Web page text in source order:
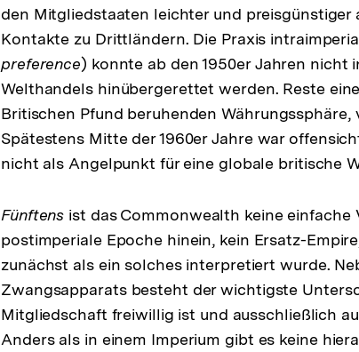
den Mitgliedstaaten leichter und
Kontakte zu Drittländern. Die Praxis
preference) konnte ab den 1950er Jahren nicht
Welthandels hinübergerettet werden. Reste
Britischen Pfund beruhenden Währungssphäre,
Spätestens Mitte der 1960er Jahre war
nicht als Angelpunkt für eine globale britische
Fünftens ist das Commonwealth keine
postimperiale Epoche hinein, kein Ersatz-
zunächst als ein solches interpretiert wurde.
Zwangsapparats besteht der wichtigste
Mitgliedschaft freiwillig ist und ausschließlich
Anders als in einem Imperium gibt es keine